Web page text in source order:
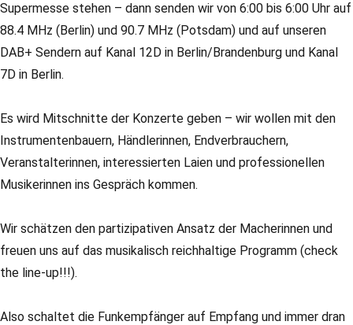
Supermesse stehen – dann senden wir von 6:00 bis 6:00 Uhr auf
88.4 MHz (Berlin) und 90.7 MHz (Potsdam) und auf unseren
DAB+ Sendern auf Kanal 12D in Berlin/Brandenburg und Kanal
7D in Berlin.
Es wird Mitschnitte der Konzerte geben – wir wollen mit den
Instrumentenbauern, Händlerinnen, Endverbrauchern,
Veranstalterinnen, interessierten Laien und professionellen
Musikerinnen ins Gespräch kommen.
Wir schätzen den partizipativen Ansatz der Macherinnen und
freuen uns auf das musikalisch reichhaltige Programm (check
the line-up!!!).
Also schaltet die Funkempfänger auf Empfang und immer dran